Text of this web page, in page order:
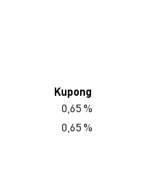
Kupong
0,65 %
0,65 %